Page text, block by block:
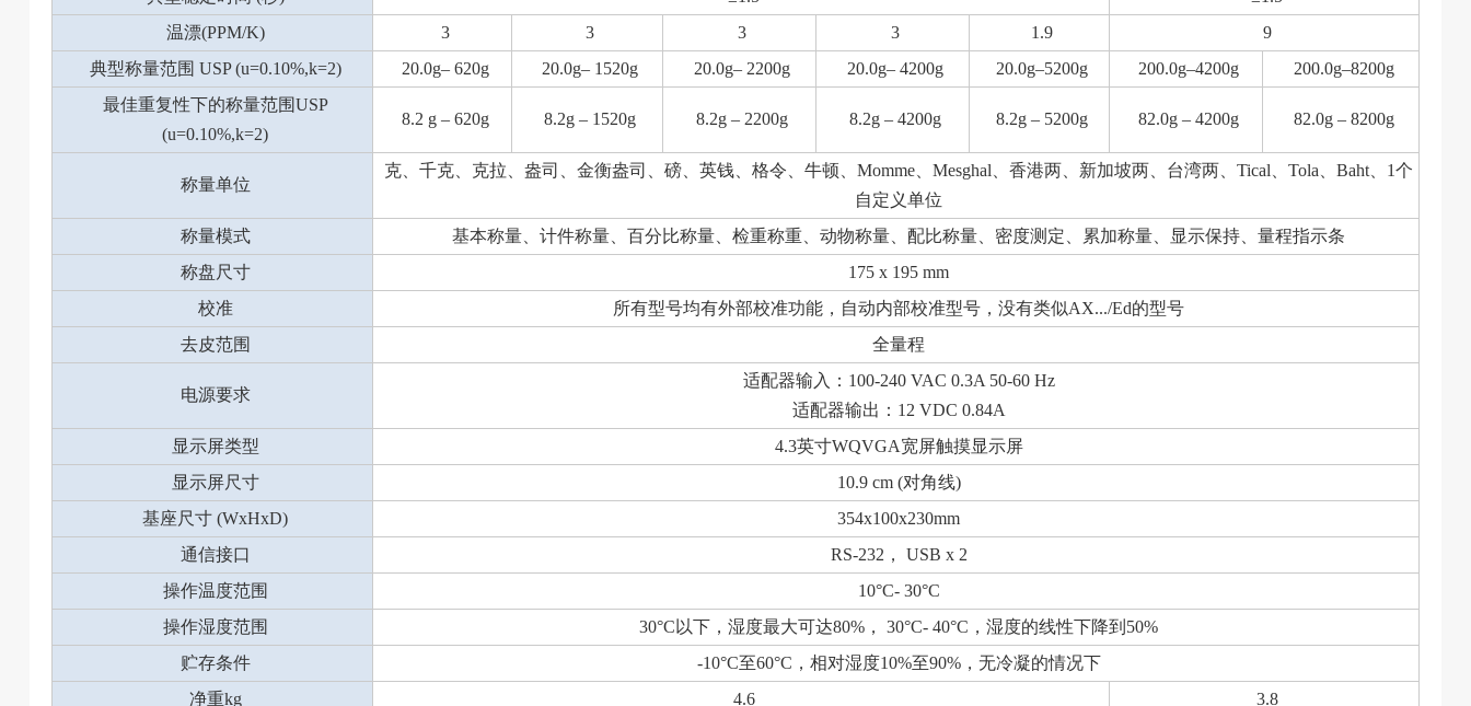
温漂(PPM/K)
3 3 3 3 1.9
9
典型称量范围 USP (u=0.10%,k=2)
20.0g– 620g 20.0g– 1520g 20.0g– 2200g 20.0g– 4200g 20.0g–5200g 200.0g–4200g
200.0g–8200g
最佳重复性下的称量范围USP
(u=0.10%,k=2)
8.2 g – 620g 8.2g – 1520g 8.2g – 2200g 8.2g – 4200g 8.2g – 5200g 82.0g – 4200g 82.0g – 8200g
称量单位
克、千克、克拉、盎司、金衡盎司、磅、英钱、格令、牛顿、Momme、Mesghal、香港两、新加坡两、台湾两、Tical、Tola、Baht、1个
自定义单位
称量模式
基本称量、计件称量、百分比称量、检重称重、动物称量、配比称量、密度测定、累加称量、显示保持、量程指示条
称盘尺寸
175 x 195 mm
校准
所有型号均有外部校准功能，自动内部校准型号，没有类似AX.../Ed的型号
去皮范围
全量程
电源要求
适配器输入：100-240 VAC 0.3A 50-60 Hz
适配器输出：12 VDC 0.84A
显示屏类型
4.3英寸WQVGA宽屏触摸显示屏
显示屏尺寸
10.9 cm (对角线)
基座尺寸 (WxHxD)
354x100x230mm
通信接口
RS-232， USB x 2
操作温度范围
10°C- 30°C
操作湿度范围
30°C以下，湿度最大可达80%， 30°C- 40°C，湿度的线性下降到50%
贮存条件
-10°C至60°C，相对湿度10%至90%，无冷凝的情况下
净重kg
4.6
3.8